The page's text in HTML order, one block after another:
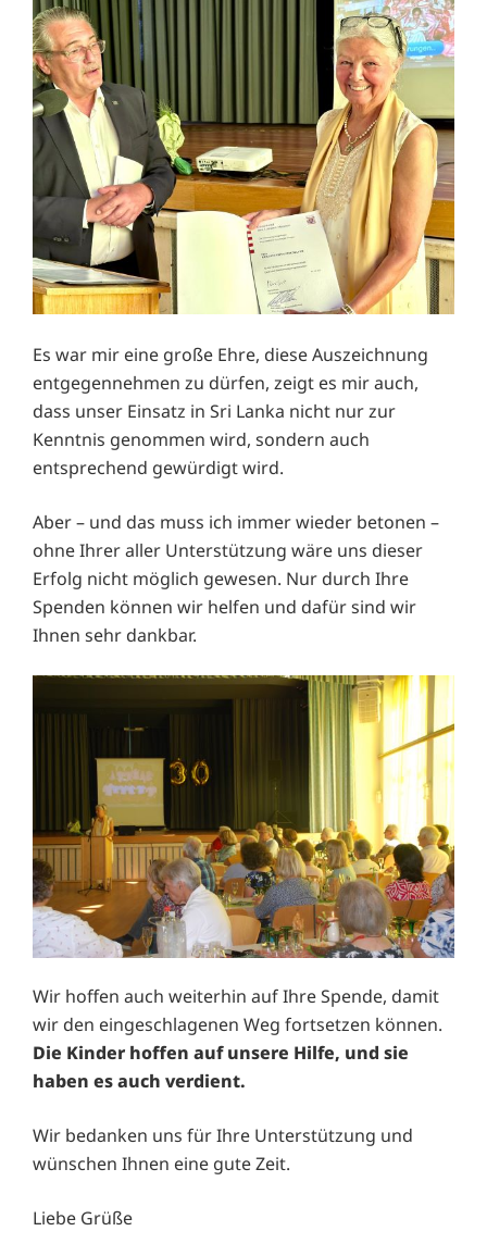
Es war mir eine große Ehre, diese Auszeichnung
entgegennehmen zu dürfen, zeigt es mir auch,
dass unser Einsatz in Sri Lanka nicht nur zur
Kenntnis genommen wird, sondern auch
entsprechend gewürdigt wird.
Aber – und das muss ich immer wieder betonen –
ohne Ihrer aller Unterstützung wäre uns dieser
Erfolg nicht möglich gewesen. Nur durch Ihre
Spenden können wir helfen und dafür sind wir
Ihnen sehr dankbar.
Wir hoffen auch weiterhin auf Ihre Spende, damit
wir den eingeschlagenen Weg fortsetzen können.
Die Kinder hoffen auf unsere Hilfe, und sie
haben es auch verdient.
Wir bedanken uns für Ihre Unterstützung und
wünschen Ihnen eine gute Zeit.
Liebe Grüße